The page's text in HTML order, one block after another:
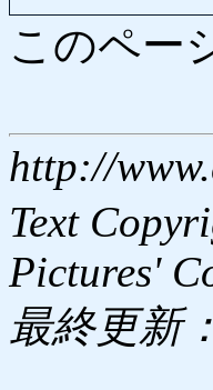
このペー
http://
Text
Pictures'
最終更新